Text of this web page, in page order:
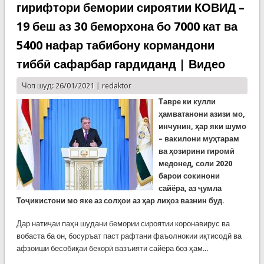
гирифтори бемории сироятии КОВИД –
19 беш аз 30 беморхона бо 7000 кат ва
5400 нафар табибону кормандони
тиббӣ сафарбар гардиданд | Видео
Чоп шуд: 26/01/2021 | redaktor
Тавре ки кулли
ҳамватанони азизи мо,
инчунин, ҳар яки шумо
– вакилони муҳтарам
ва ҳозирини гиромӣ
медонед, соли 2020
барои сокинони
сайёра, аз ҷумла
Тоҷикистони мо яке аз солҳои аз ҳар лиҳоз вазнин буд.
Дар натиҷаи паҳн шудани бемории сироятии коронавирус ва
вобаста ба он, босуръат паст рафтани фаъолнокии иқтисодӣ ва
афзоиши бесобиқаи бекорӣ вазъияти сайёра боз ҳам...